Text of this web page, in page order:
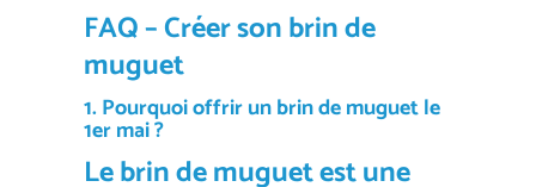
FAQ – Créer sonbrin de
muguet
1. Pourquoi offrir unbrin de muguetle
1er mai ?
Lebrin de muguetest une